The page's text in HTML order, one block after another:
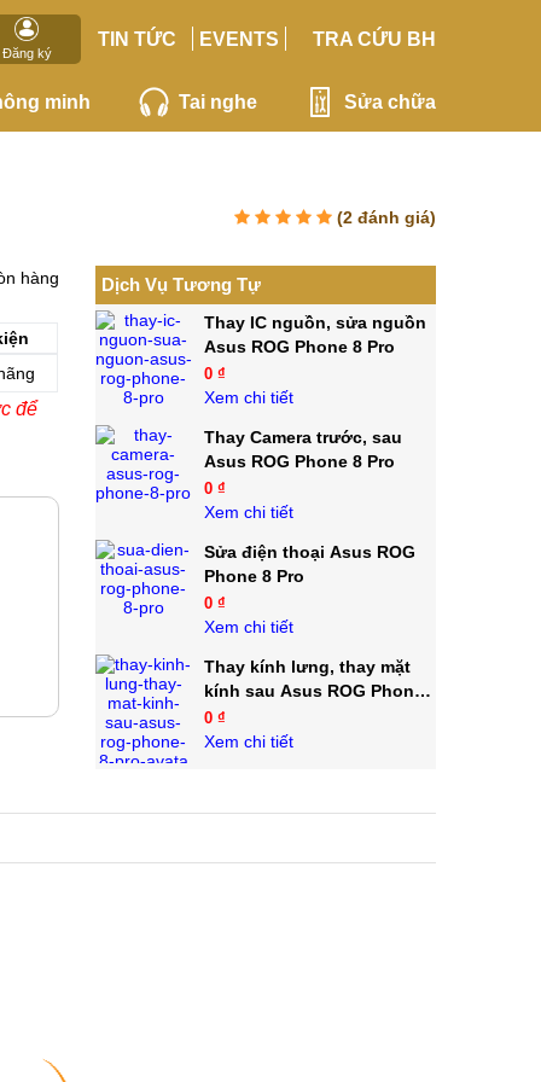
Đăng ký
TIN TỨC EVENTS TRA CỨU BH
minh Tai nghe Sửa chữa
(2 đánh giá)
hàng
để
Dịch Vụ Tương Tự
Thay IC nguồn, sửa nguồn
Asus ROG Phone 8 Pro
0 ₫
Xem chi tiết
Thay Camera trước, sau
Asus ROG Phone 8 Pro
0 ₫
Xem chi tiết
Sửa điện thoại Asus ROG
Phone 8 Pro
0 ₫
Xem chi tiết
Thay kính lưng, thay mặt
kính sau Asus ROG Phone
8 Pro
0 ₫
Xem chi tiết